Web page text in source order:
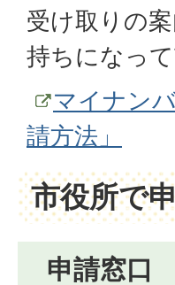
受け取りの
持ちになっ
マイナン
請方法」
市役所で
申請窓口